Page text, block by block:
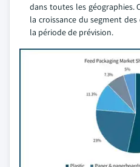
dans toutes les géographies.
la croissance du segment
la période de prévision.